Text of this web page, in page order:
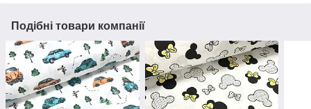
Подібні товари компанії